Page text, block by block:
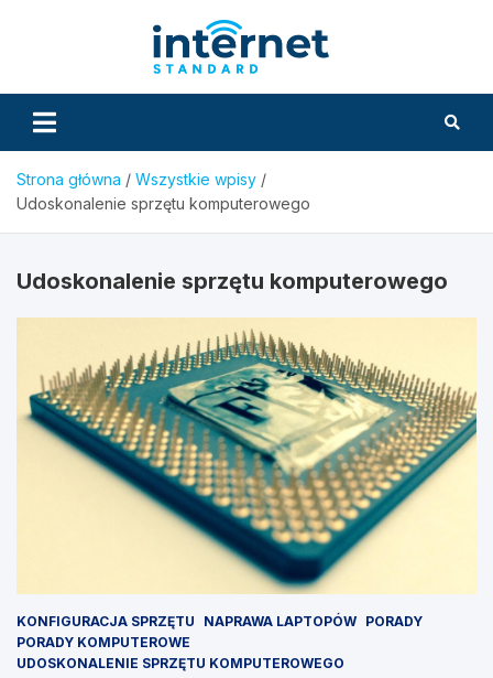
Strona główna
Wszystkie wpisy
Udoskonalenie sprzętu komputerowego
Udoskonalenie sprzętu komputerowego
KONFIGURACJA SPRZĘTU NAPRAWA LAPTOPÓW PORADY
PORADY KOMPUTEROWE
UDOSKONALENIE SPRZĘTU KOMPUTEROWEGO